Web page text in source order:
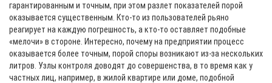
гарантированным и точным, при этом разлет показателей порой
оказывается существенным. Кто-то из пользователей рьяно
реагирует на каждую погрешность, а кто-то оставляет подобные
«мелочи» в стороне. Интересно, почему на предприятии процесс
оказывается более точным, порой споры возникают из-за нескольких
литров. Узлы контроля доводят до совершенства, в то время как у
частных лиц, например, в жилой квартире или доме, подобной